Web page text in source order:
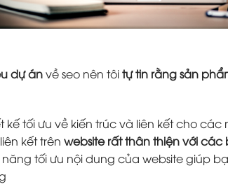
dự ánvề seo nên tôitự tin rằng sản
tối ưu về kiến trúc và liên kết cho các
kết trên website rất thân thiện với các
tối ưu nội dung của website giúp